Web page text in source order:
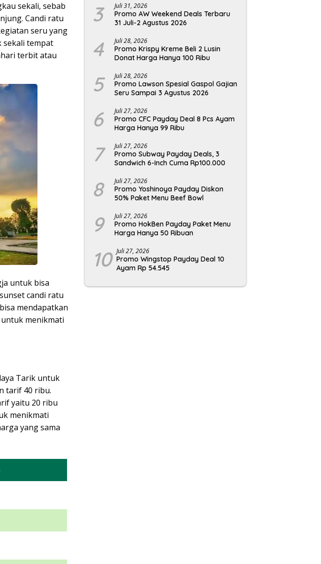
sekali, sebab
Candi ratu
seru yang
sekali tempat
terbit atau
untuk bisa
candi ratu
mendapatkan
menikmati
Tarik untuk
tarif 40 ribu.
yaitu 20 ribu
menikmati
yang sama
3 Juli 31, 2026
Promo AW Weekend Deals Terbaru
31 Juli-2 Agustus 2026
4 Juli 28, 2026
Promo Krispy Kreme Beli 2 Lusin
Donat Harga Hanya 100 Ribu
5 Juli 28, 2026
Promo Lawson Spesial Gaspol Gajian
Seru Sampai 3 Agustus 2026
6 Juli 27, 2026
Promo CFC Payday Deal 8 Pcs Ayam
Harga Hanya 99 Ribu
7 Juli 27, 2026
Promo Subway Payday Deals, 3
Sandwich 6-Inch Cuma Rp100.000
8 Juli 27, 2026
Promo Yoshinoya Payday Diskon
50% Paket Menu Beef Bowl
9 Juli 27, 2026
Promo HokBen Payday Paket Menu
Harga Hanya 50 Ribuan
10 Juli 27, 2026
Promo Wingstop Payday Deal 10
Ayam Rp 54.545